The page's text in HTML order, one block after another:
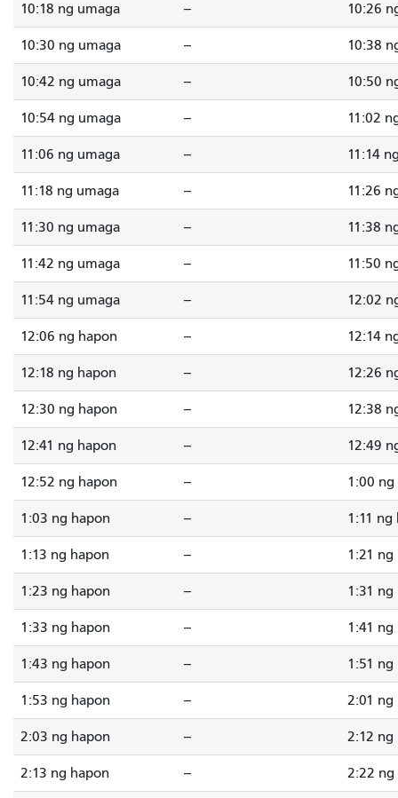
10:18 ng umaga -- 10:26
10:30 ng umaga -- 10:38
10:42 ng umaga -- 10:50
10:54 ng umaga -- 11:02
11:06 ng umaga -- 11:14
11:18 ng umaga -- 11:26
11:30 ng umaga -- 11:38
11:42 ng umaga -- 11:50
11:54 ng umaga -- 12:02
12:06 ng hapon -- 12:14
12:18 ng hapon -- 12:26
12:30 ng hapon -- 12:38
12:41 ng hapon -- 12:49
12:52 ng hapon -- 1:00 ng
1:03 ng hapon -- 1:11 ng
1:13 ng hapon -- 1:21 ng
1:23 ng hapon -- 1:31 ng
1:33 ng hapon -- 1:41 ng
1:43 ng hapon -- 1:51 ng
1:53 ng hapon -- 2:01 ng
2:03 ng hapon -- 2:12 ng
2:13 ng hapon -- 2:22 ng